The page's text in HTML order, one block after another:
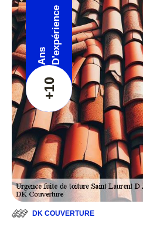
+10
Ans D'expérience
DK COUVERTURE